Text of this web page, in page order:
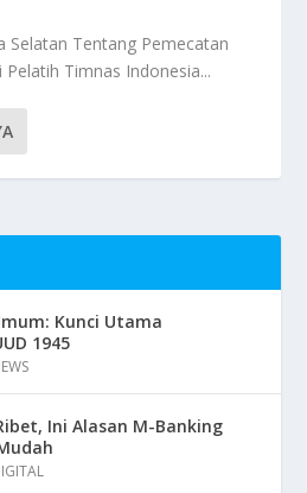
Selatan Tentang Pemecatan
Pelatih Timnas Indonesia...
Kunci Utama
1945
Ini Alasan M-Banking